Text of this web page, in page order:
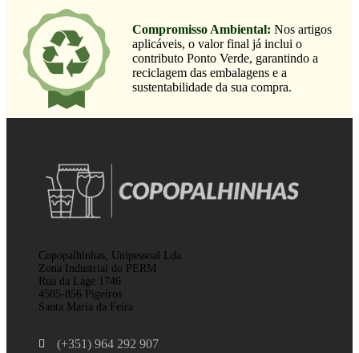
Compromisso Ambiental: Nos artigos
aplicáveis, o valor final já inclui o
contributo Ponto Verde, garantindo a
reciclagem das embalagens e a
sustentabilidade da sua compra.
Copopalhinhas, Unipessoal Lda
Zona Industrial do PERM
Rua da Lage 1746
4505-856 Pigeiros
Santa Maria da Feira
(+351) 964 292 907